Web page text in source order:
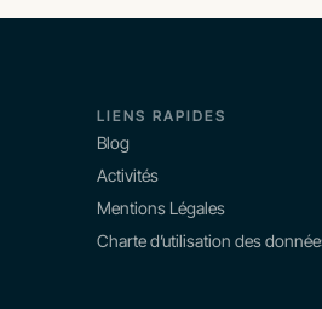
LIENS RAPIDES
Blog
Activités
Mentions Légales
Charte d’utilisation des